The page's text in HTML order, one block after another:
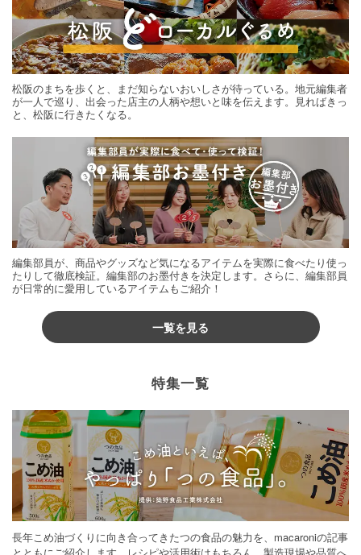
松阪のまちを歩くと、まだ知らないおいしさが待っている。地元編集者
が一人で巡り、出会った店主の人柄や想いと味を伝えます。見ればきっ
と、松阪に行きたくなる。
編集部員が、商品やグッズなど気になるアイテムを実際に食べたり使っ
たりして徹底検証。編集部のお墨付きを決定します。さらに、編集部員
が日常的に愛用しているアイテムもご紹介！
一覧を見る
特集一覧
長年こめ油づくりに向き合ってきたつの食品の魅力を、macaroniの記事